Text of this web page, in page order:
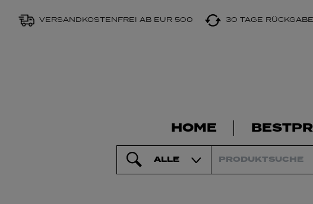
VERSANDKOSTENFREI AB EUR 500 30 TAGE
HOME
ALLE